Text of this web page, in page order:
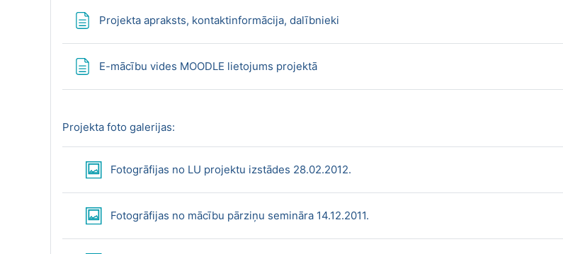
Projekta apraksts, kontaktinformācija, dalībnieki
E-mācību vides MOODLE lietojums projektāPage
Projekta foto galerijas:
Fotogrāfijas no LU projektu izstādes 28.02.2012.
Fotogrāfijas no mācību pārziņu semināra 14.12.2011.